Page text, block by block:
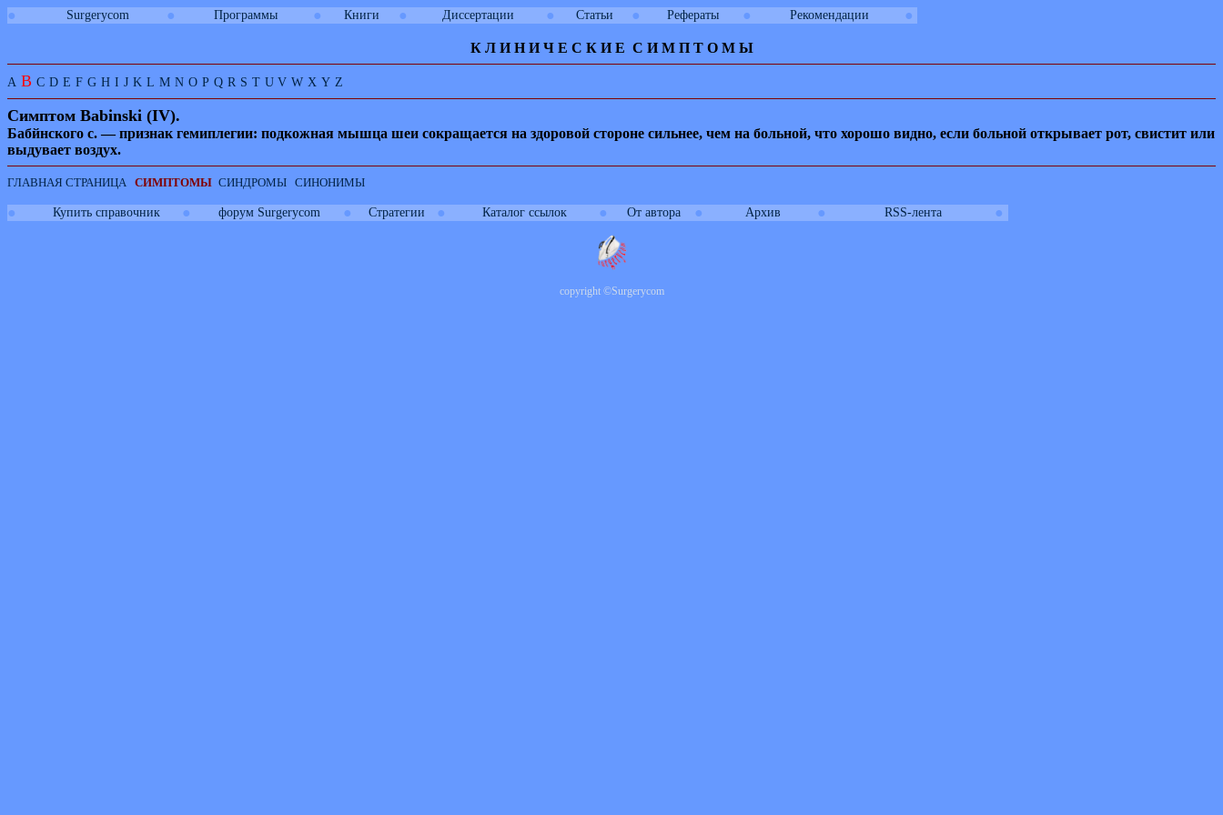
● Surgerycom ● Программы ● Книги ● Диссертации ● Статьи ● Рефераты ● Рекомендации ●
К Л И Н И Ч Е С К И Е С И М П Т О М Ы
A B C D E F G H I J K L M N O P Q R S T U V W X Y Z
Симптом Babinski (IV).
Бабйнского с. — признак гемиплегии: подкожная мышца шеи сокращается на здоровой стороне сильнее, чем на больной, что хорошо видно, если больной открывает рот, свистит или
выдувает воздух.
ГЛАВНАЯ СТРАНИЦА СИМПТОМЫ СИНДРОМЫ СИНОНИМЫ
● Купить справочник ● форум Surgerycom ● Стратегии ● Каталог ссылок ● От автора ● Архив ● RSS-лента ●
copyright ©Surgerycom